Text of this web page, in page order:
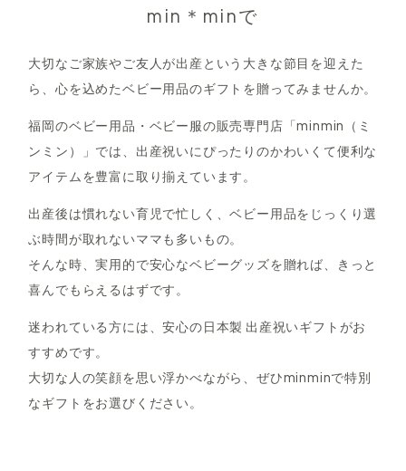
min＊minで
大切なご家族やご友人が出産という大きな節目を迎えた
ら、心を込めたベビー用品のギフトを贈ってみませんか。
福岡のベビー用品・ベビー服の販売専門店「minmin（ミ
ンミン）」では、出産祝いにぴったりのかわいくて便利な
アイテムを豊富に取り揃えています。
出産後は慣れない育児で忙しく、ベビー用品をじっくり選
ぶ時間が取れないママも多いもの。
そんな時、実用的で安心なベビーグッズを贈れば、きっと
喜んでもらえるはずです。
迷われている方には、安心の日本製 出産祝いギフトがお
すすめです。
大切な人の笑顔を思い浮かべながら、ぜひminminで特別
なギフトをお選びください。